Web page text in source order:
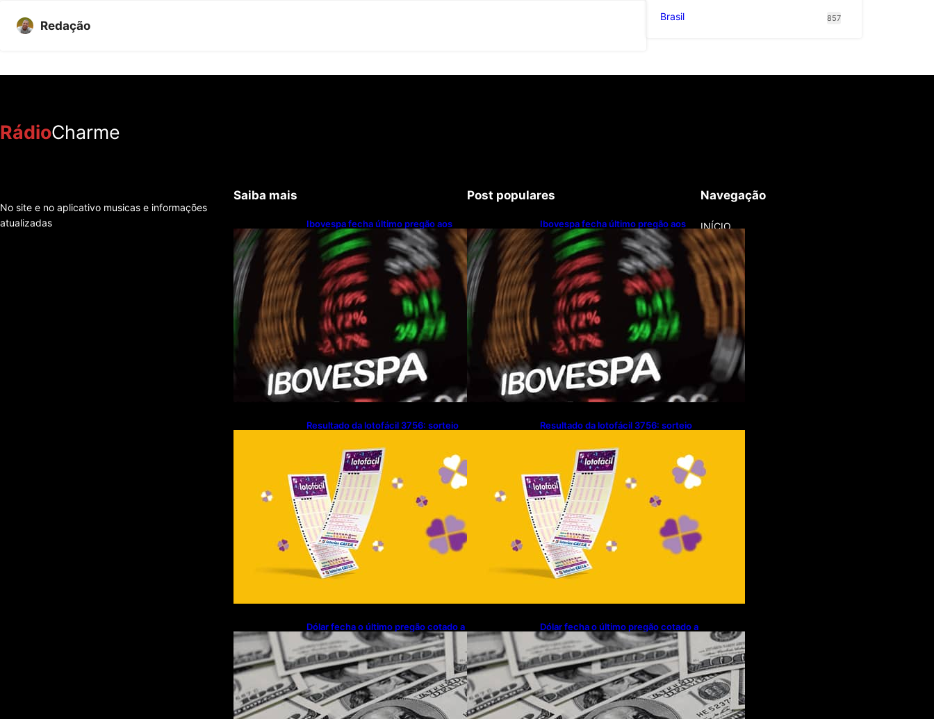
Redação
Brasil
857
RádioCharme
No site e no aplicativo musicas e informações
atualizadas
Saiba mais
Ibovespa fecha último pregão aos
172.494 pontos
Resultado da lotofácil 3756: sorteio
Dólar fecha o último pregão cotado a
R$ 5,08
Post populares
Ibovespa fecha último pregão aos
172.494 pontos
Resultado da lotofácil 3756: sorteio
Dólar fecha o último pregão cotado a
R$ 5,08
Navegação
INÍCIO